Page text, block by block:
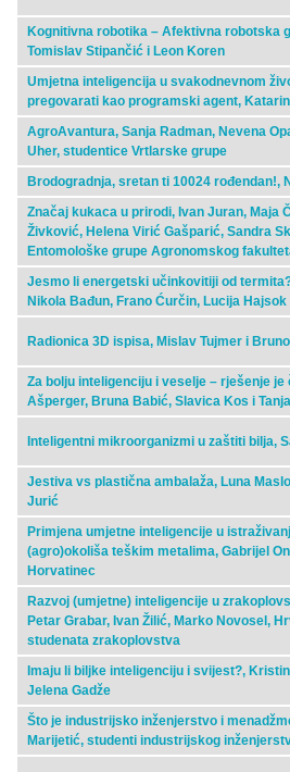
Kognitivna robotika – Afektivna robotska
Tomislav Stipančić i Leon Koren
Umjetna inteligencija u svakodnevnom
pregovarati kao programski agent,
AgroAvantura, Sanja Radman, Nevena
Uher, studentice Vrtlarske grupe
Brodogradnja, sretan ti 10024 rođendan!,
Značaj kukaca u prirodi, Ivan Juran, Maja
Živković, Helena Virić Gašparić, Sandra
Entomološke grupe Agronomskog
Jesmo li energetski učinkovitiji od
Nikola Bađun, Frano Ćurčin, Lucija Hajsok
Radionica 3D ispisa, Mislav Tujmer i
Za bolju inteligenciju i veselje – rješenje je
Ašperger, Bruna Babić, Slavica Kos i
Inteligentni mikroorganizmi u zaštiti bilja,
Jestiva vs plastična ambalaža, Luna
Jurić
Primjena umjetne inteligencije u
(agro)okoliša teškim metalima, Gabrijel
Horvatinec
Razvoj (umjetne) inteligencije u
Petar Grabar, Ivan Žilić, Marko Novosel,
studenata zrakoplovstva
Imaju li biljke inteligenciju i svijest?,
Jelena Gadže
Što je industrijsko inženjerstvo i
Marijetić, studenti industrijskog